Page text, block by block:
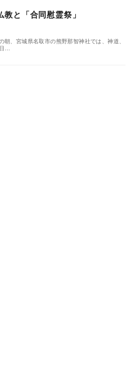
教と「合同慰霊祭」
、宮城県名取市の熊野那智神社では、神道、
…